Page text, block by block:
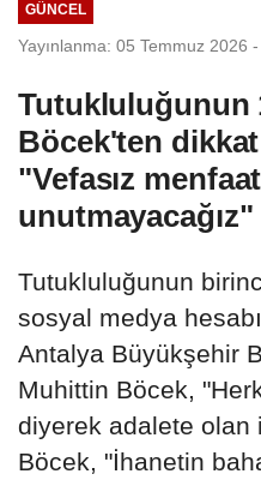
GÜNCEL
Yayınlanma: 05 Temmuz 2026
Tutukluluğunun
Böcek'ten
"Vefasız
unutmayacağız"
Tutukluluğunun
sosyal medya
Antalya Büyükşehir
Muhittin Böcek,
diyerek adalete olan
Böcek, "İhanetin